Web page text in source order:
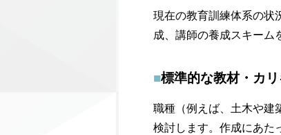
現在の教育訓練体系の状
成、講師の養成スキーム
■標準的な教材・カ
職種（例えば、土木や建
検討します。作成にあた